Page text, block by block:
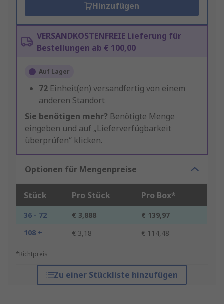
Hinzufügen
VERSANDKOSTENFREIE Lieferung für
Bestellungen ab € 100,00
Auf Lager
72 Einheit(en) versandfertig von einem
anderen Standort
Sie benötigen mehr? Benötigte Menge
eingeben und auf „Lieferverfügbarkeit
überprüfen“ klicken.
Optionen für Mengenpreise
Stück Pro Stück Pro Box*
36 - 72 € 3,888
€ 139,97
108 +
€ 3,18 € 114,48
*Richtpreis
Zu einer Stückliste hinzufügen